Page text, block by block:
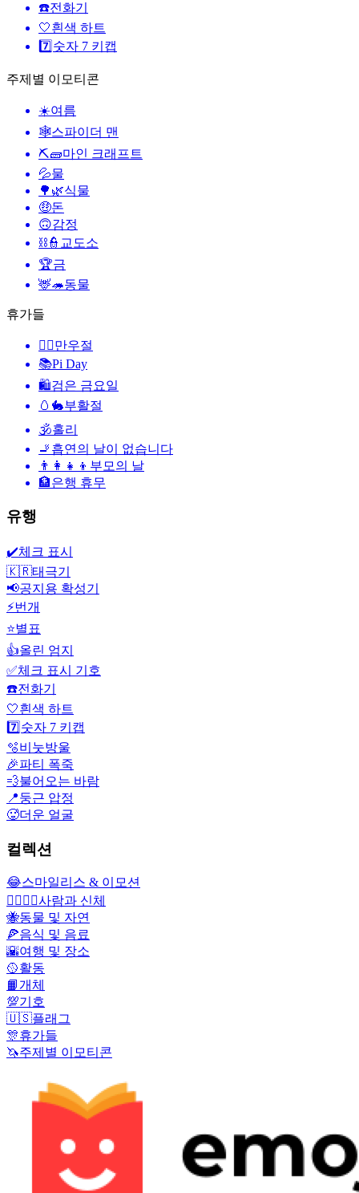
☎️전화기
🤍흰색 하트
7️⃣ 숫자 7 키캡
주제별 이모티콘
☀️여름
🕸️스파이더 맨
⛏🧱마인 크래프트
💦물
🌳🌿식물
🤑돈
🙃감정
⛓️👮 교도소
🏆금
🦌🦔동물
휴가들
🙆‍♂️만우절
📚Pi Day
🛍검은 금요일
🥚🐇부활절
🕉홀리
🚬 흡연의 날이 없습니다
👨‍👩‍👧‍👦 부모의 날
🏦은행 휴무
유행
✔️체크 표시
🇰🇷태극기
📢공지용 확성기
⚡번개
⭐별표
👍올린 엄지
✅체크 표시 기호
☎️전화기
🤍흰색 하트
7️⃣ 숫자 7 키캡
🫧비눗방울
🎉파티 폭죽
💨불어오는 바람
📍둥근 압정
🥵더운 얼굴
컬렉션
😂스마일리스 & 이모션
👩‍❤️‍💋‍👨사람과 신체
🐝동물 및 자연
🍕음식 및 음료
🌇여행 및 장소
🥎활동
📙개체
💯기호
🇺🇸플래그
🎊휴가들
🦄주제별 이모티콘